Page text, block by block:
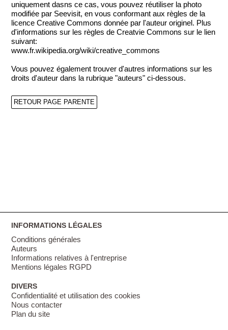
uniquement dasns ce cas, vous pouvez réutiliser la photo
modifiée par Seevisit, en vous conformant aux règles de la
licence Creative Commons donnée par l'auteur originel. Plus
d'informations sur les règles de Creatvie Commons sur le lien
suivant:
www.fr.wikipedia.org/wiki/creative_commons
Vous pouvez également trouver d'autres informations sur les
droits d'auteur dans la rubrique "auteurs" ci-dessous.
RETOUR PAGE PARENTE
INFORMATIONS LÉGALES
Conditions générales
Auteurs
Informations relatives à l'entreprise
Mentions légales RGPD
DIVERS
Confidentialité et utilisation des cookies
Nous contacter
Plan du site